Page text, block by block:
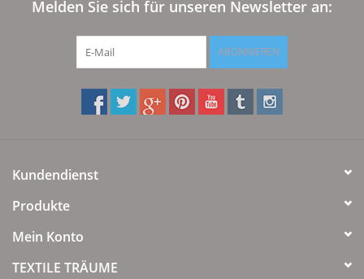
Edles aus Cashmere
Tisch & Küche
Geschenkideen und
Gutscheine
Accessoires Spa
Melden Sie sich für unseren Newsletter an:
ABONNIEREN
Kundendienst
Produkte
Mein Konto
TEXTILE TRÄUME